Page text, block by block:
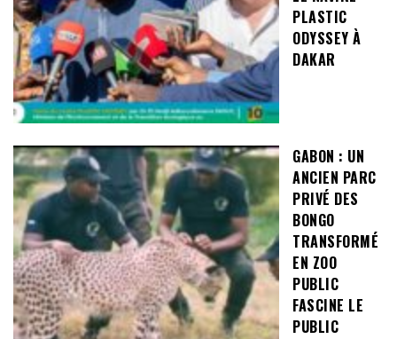
PLASTIC
ODYSSEY À
DAKAR
GABON : UN
ANCIEN PARC
PRIVÉ DES
BONGO
TRANSFORMÉ
EN ZOO
PUBLIC
FASCINE LE
PUBLIC